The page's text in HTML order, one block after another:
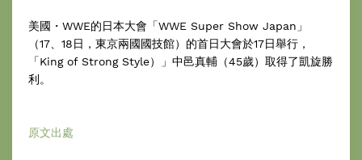
美國・WWE的日本大會「WWE Super Show Japan」
（17、18日，東京兩國國技館）的首日大會於17日舉行，
「King of Strong Style）」中邑真輔（45歲）取得了凱旋勝
利。
原文出處